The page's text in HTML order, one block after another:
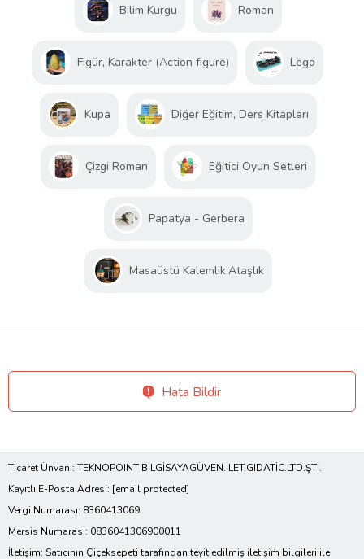
Bilim Kurgu Roman
Figür, Karakter (Action figure) Lego
Kupa Diğer Eğitim, Ders Kitapları
Çizgi Roman Eğitici Oyun Setleri
Papatya - Gerbera
Masaüstü Kalemlik,Ataşlık
Hata Bildir
Ticaret Ünvanı: TEKNOPOINT BİLGİSAYAGÜVEN.İLET.GIDATİC.LTD.ŞTİ.
Kayıtlı E-Posta Adresi: [email protected]
Vergi Numarası: 8360413069
Mersis Numarası: 0836041306900011
İletişim: Satıcının Çiçeksepeti tarafından teyit edilmiş iletişim bilgileri ile